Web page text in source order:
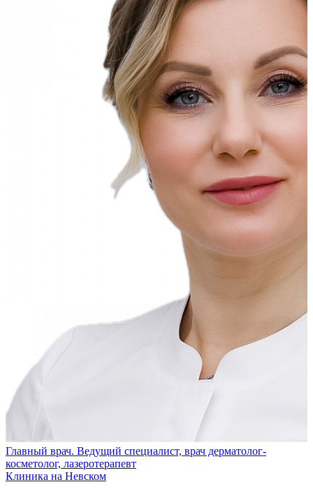
Главный врач. Ведущий специалист, врач дерматолог-
косметолог, лазеротерапевт
Клиника на Невском